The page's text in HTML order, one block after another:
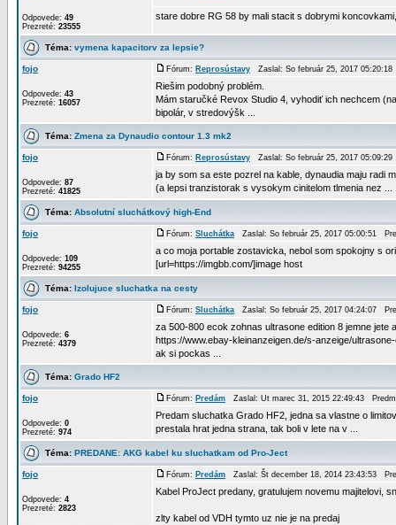
Odpovede: 49
Prezreté: 23555
stare dobre RG 58 by mali stacit s dobrymi
Téma: vymena kapacitorv za lepsie?
fojo
Odpovede: 43
Prezreté: 16057
Fórum: Reprosústavy Zaslal: So február 25, 2017
Riešim podobný problém.
Mám staručké Revox Studio 4, vyhodiť ich nechcem
bipolár, v stredovýšk ...
Téma: Zmena za Dynaudio contour 1.3 mk2
fojo
Odpovede: 87
Prezreté: 41825
Fórum: Reprosústavy Zaslal: So február 25, 2017
ja by som sa este pozrel na kable, dynaudia maju radi
(a lepsi tranzistorak s vysokym cinitelom tlmenia nez ...
Téma: Absolutní sluchátkový high-End
fojo
Odpovede: 109
Prezreté: 94255
Fórum: Sluchátka Zaslal: So február 25, 2017 05:00:51
a co moja portable zostavicka, nebol som spokojny s
[url=https://imgbb.com/]image host
Téma: Izolujuce sluchatka na cesty
fojo
Odpovede: 6
Prezreté: 4379
Fórum: Sluchátka Zaslal: So február 25, 2017 04:24:07
za 500-800 ecok zohnas ultrasone edition 8 jemne jete
https://www.ebay-kleinanzeigen.de/s-anzeige/
ak si pockas ...
Téma: Grado HF2
fojo
Odpovede: 0
Prezreté: 974
Fórum: Predám Zaslal: Ut marec 31, 2015 22:49:43
Predam sluchatka Grado HF2, jedna sa vlastne o
prestala hrat jedna strana, tak boli v lete na v ...
Téma: PREDANE: AKG kabel ku sluchatkam od Pro-Ject
fojo
Odpovede: 4
Prezreté: 2823
Fórum: Predám Zaslal: Št december 18, 2014 23:43:53
Kabel ProJect predany, gratulujem novemu majitelovi,
zlty kabel od VDH tymto uz nie je na predaj